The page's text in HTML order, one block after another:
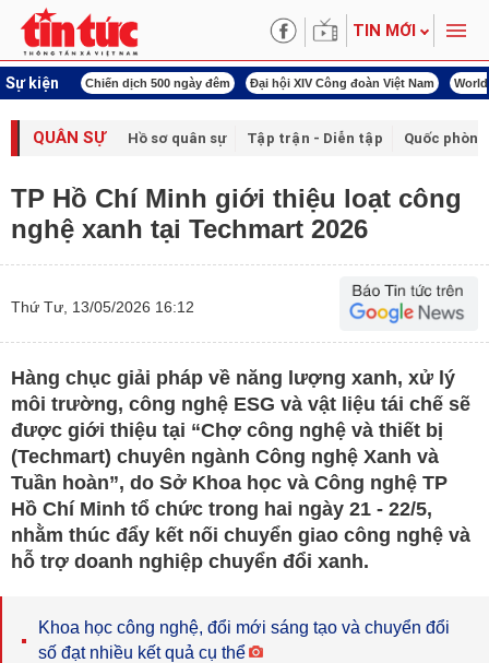
TIN MỚI
Sự kiện
mạng Chiến dịch 500 ngày đêm Đại hội XIV Công đoàn Việt Nam
QUÂN SỰ Hồ sơ quân sự Tập trận - Diễn tập Quốc phòng
TP Hồ Chí Minh giới thiệu loạt công
nghệ xanh tại Techmart 2026
Thứ Tư, 13/05/2026 16:12
Hàng chục giải pháp về năng lượng xanh, xử lý
môi trường, công nghệ ESG và vật liệu tái chế sẽ
được giới thiệu tại “Chợ công nghệ và thiết bị
(Techmart) chuyên ngành Công nghệ Xanh và
Tuần hoàn”, do Sở Khoa học và Công nghệ TP
Hồ Chí Minh tổ chức trong hai ngày 21 - 22/5,
nhằm thúc đẩy kết nối chuyển giao công nghệ và
hỗ trợ doanh nghiệp chuyển đổi xanh.
Khoa học công nghệ, đổi mới sáng tạo và chuyển đổi
số đạt nhiều kết quả cụ thể